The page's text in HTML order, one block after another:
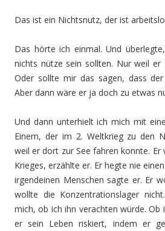
Das ist ein Nichtsnutz, der ist
Das hörte ich einmal. Und
nichts nütze sein sollten. Nur weil er
Oder sollte mir das sagen, dass
Aber dann wäre er ja doch zu etwas
Und dann unterhielt ich mich mit
Einem, der im 2. Weltkrieg zu den
weil er dort zur See fahren konnte. Er
Krieges, erzählte er. Er hegte nie
irgendeinen Menschen sagte er. Er
wollte die Konzentrationslager
mich, ob ich ihn verachten würde.
er sein Leben riskiert, indem er